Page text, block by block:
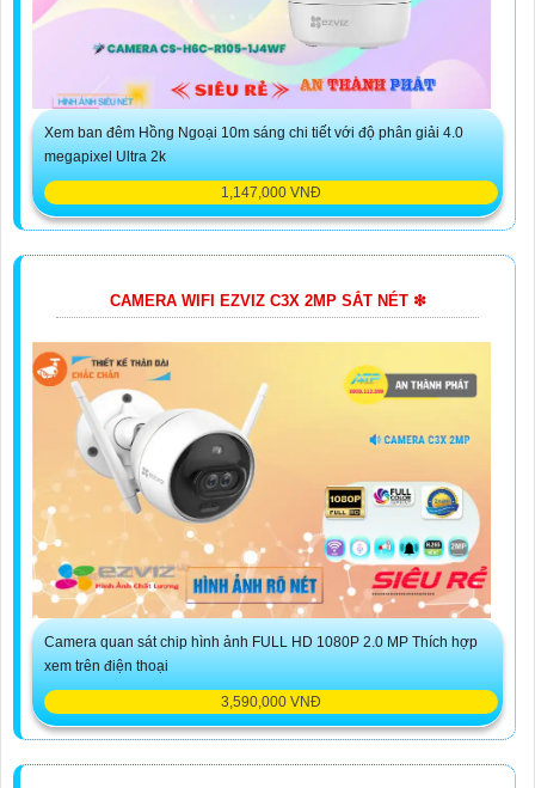
Xem ban đêm Hồng Ngoại 10m sáng chi tiết với độ phân giải 4.0
megapixel Ultra 2k
1,147,000 VNĐ
CAMERA WIFI EZVIZ C3X 2MP SẮT NÉT ❇
Camera quan sát chip hình ảnh FULL HD 1080P 2.0 MP Thích hợp
xem trên điện thoại
3,590,000 VNĐ